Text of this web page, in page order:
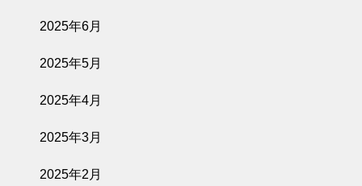
2025年6月
2025年5月
2025年4月
2025年3月
2025年2月